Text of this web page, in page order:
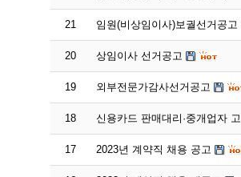
21 임원(비상임이사)보궐선거공고
20 상임이사 선거공고
19 외부전문가감사선거공고
18 신용카드 판매대리·중개업자
17 2023년 계약직 채용 공고